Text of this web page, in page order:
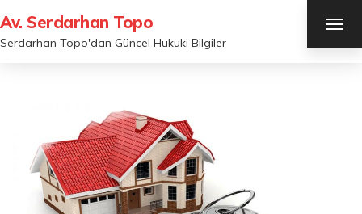
Av. Serdarhan Topo
Serdarhan Topo'dan Güncel Hukuki Bilgiler